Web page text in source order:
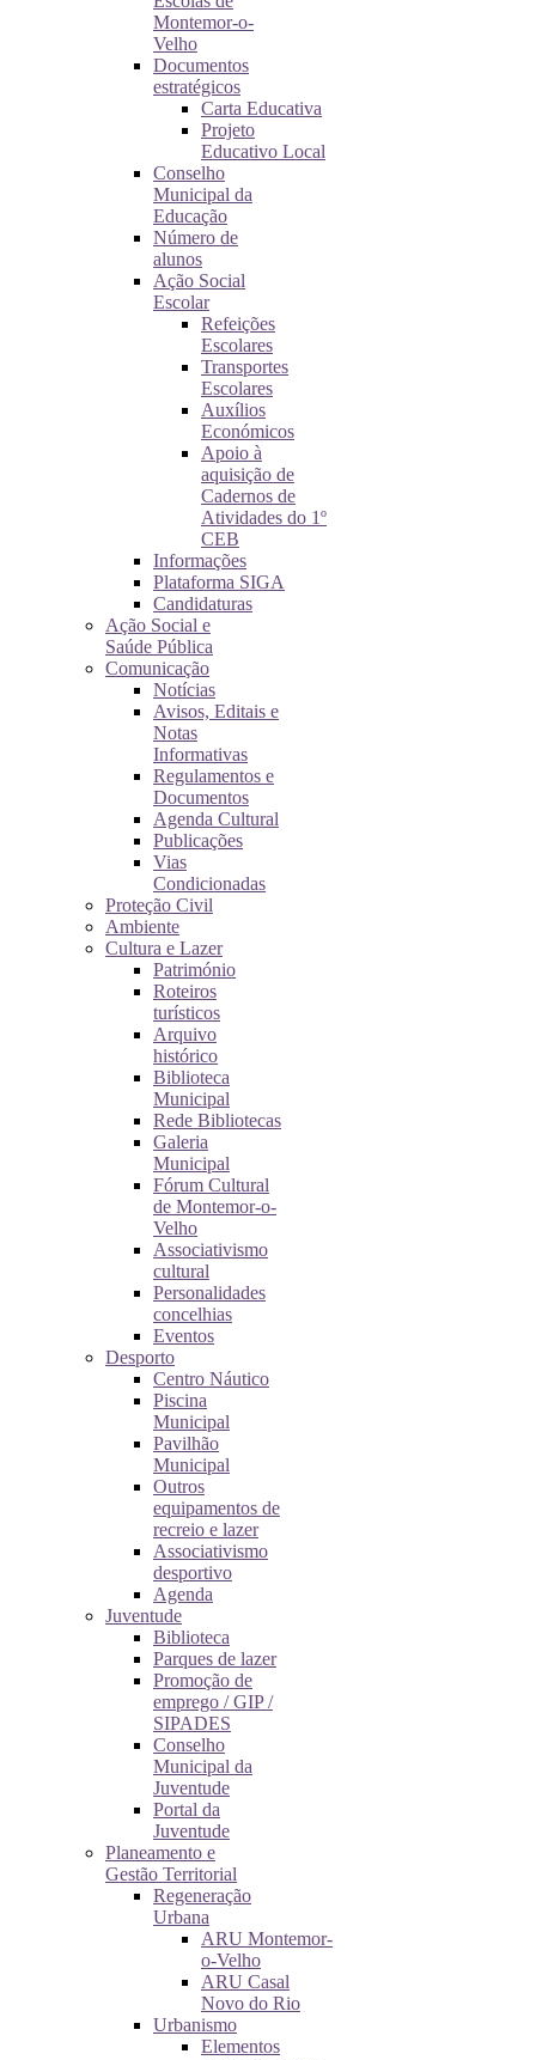
Montemor-o-
Velho
Documentos
estratégicos
Carta Educativa
Projeto
Educativo Local
Conselho
Municipal da
Educação
Número de
alunos
Ação Social
Escolar
Refeições
Escolares
Transportes
Escolares
Auxílios
Económicos
Apoio à
aquisição de
Cadernos de
Atividades do 1º
CEB
Informações
Plataforma SIGA
Candidaturas
Ação Social e
Saúde Pública
Comunicação
Notícias
Avisos, Editais e
Notas
Informativas
Regulamentos e
Documentos
Agenda Cultural
Publicações
Vias
Condicionadas
Proteção Civil
Ambiente
Cultura e Lazer
Património
Roteiros
turísticos
Arquivo
histórico
Biblioteca
Municipal
Rede Bibliotecas
Galeria
Municipal
Fórum Cultural
de Montemor-o-
Velho
Associativismo
cultural
Personalidades
concelhias
Eventos
Desporto
Centro Náutico
Piscina
Municipal
Pavilhão
Municipal
Outros
equipamentos de
recreio e lazer
Associativismo
desportivo
Agenda
Juventude
Biblioteca
Parques de lazer
Promoção de
emprego / GIP /
SIPADES
Conselho
Municipal da
Juventude
Portal da
Juventude
Planeamento e
Gestão Territorial
Regeneração
Urbana
ARU Montemor-
o-Velho
ARU Casal
Novo do Rio
Urbanismo
Elementos